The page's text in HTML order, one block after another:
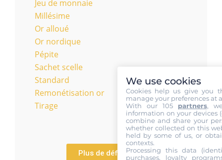
Jeu de monnaie
Millésime
Or alloué
Or nordique
Pépite
Sachet scelle
Standard
Remonétisation or
Tirage
Plus de définitions
We use cookies
Cookies help us give you
manage your preferences at
With our 105 partners,
information on your devices
combine and share your
whether collected on this
held by some of us, or
contexts.
Processing this data
purchases, loyalty